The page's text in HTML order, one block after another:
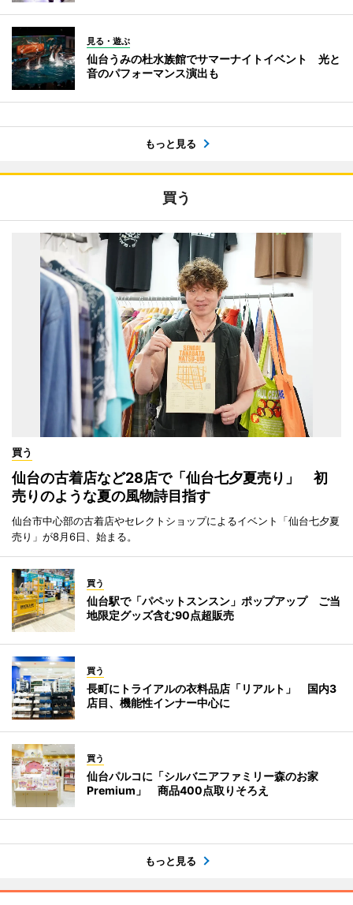
見る・遊ぶ
仙台うみの杜水族館でサマーナイトイベント 光と
音のパフォーマンス演出も
もっと見る
買う
買う
仙台の古着店など28店で「仙台七夕夏売り」 初
売りのような夏の風物詩目指す
仙台市中心部の古着店やセレクトショップによるイベント「仙台七夕夏
売り」が8月6日、始まる。
買う
仙台駅で「パペットスンスン」ポップアップ ご当
地限定グッズ含む90点超販売
買う
長町にトライアルの衣料品店「リアルト」 国内3
店目、機能性インナー中心に
買う
仙台パルコに「シルバニアファミリー森のお家
Premium」 商品400点取りそろえ
もっと見る